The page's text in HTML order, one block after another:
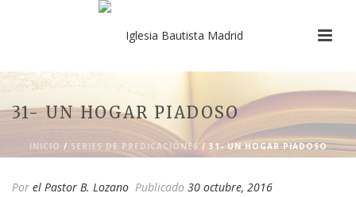
31- UN HOGAR PIADOSO
INICIO / SERIES DE PREDICACIONES / 31- UN HOGAR PIADOSO
Por el Pastor B. Lozano Publicado 30 octubre, 2016